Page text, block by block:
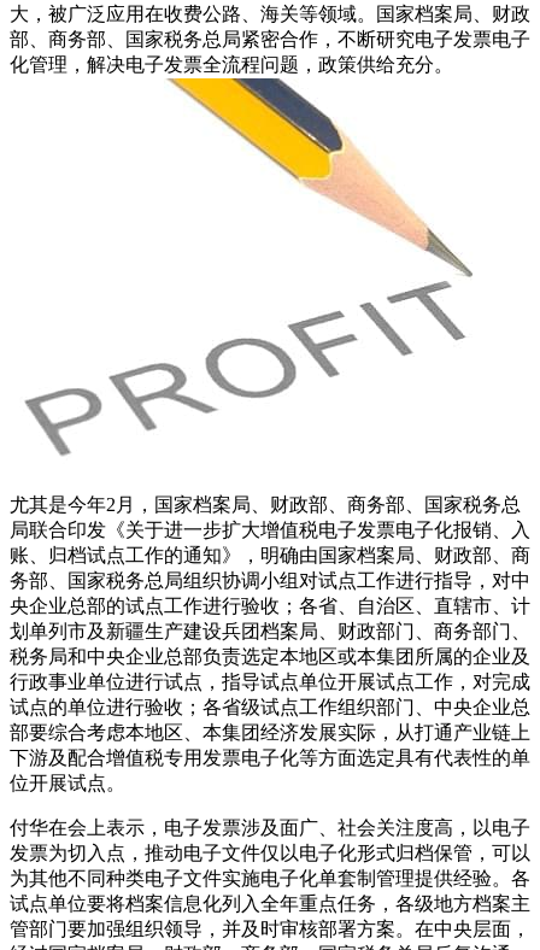
大，被广泛应用在收费公路、海关等领域。国家档案局、财政
部、商务部、国家税务总局紧密合作，不断研究电子发票电子
化管理，解决电子发票全流程问题，政策供给充分。
尤其是今年2月，国家档案局、财政部、商务部、国家税务总
局联合印发《关于进一步扩大增值税电子发票电子化报销、入
账、归档试点工作的通知》，明确由国家档案局、财政部、商
务部、国家税务总局组织协调小组对试点工作进行指导，对中
央企业总部的试点工作进行验收；各省、自治区、直辖市、计
划单列市及新疆生产建设兵团档案局、财政部门、商务部门、
税务局和中央企业总部负责选定本地区或本集团所属的企业及
行政事业单位进行试点，指导试点单位开展试点工作，对完成
试点的单位进行验收；各省级试点工作组织部门、中央企业总
部要综合考虑本地区、本集团经济发展实际，从打通产业链上
下游及配合增值税专用发票电子化等方面选定具有代表性的单
位开展试点。
付华在会上表示，电子发票涉及面广、社会关注度高，以电子
发票为切入点，推动电子文件仅以电子化形式归档保管，可以
为其他不同种类电子文件实施电子化单套制管理提供经验。各
试点单位要将档案信息化列入全年重点任务，各级地方档案主
管部门要加强组织领导，并及时审核部署方案。在中央层面，